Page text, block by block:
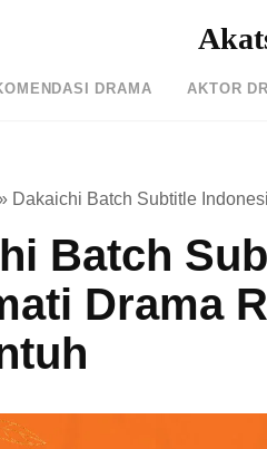
DRAMA AKTOR
Dakaichi Batch Subtitle
Batch
Drama